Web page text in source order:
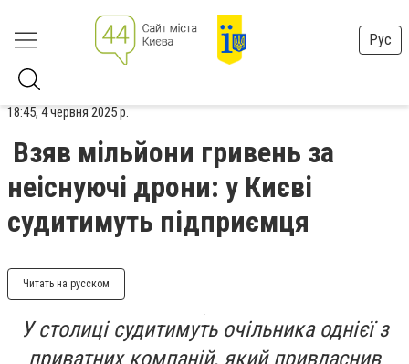
Рус
18:45, 4 червня 2025 р.
Взяв мільйони гривень за
неіснуючі дрони: у Києві
судитимуть підприємця
Читать на русском
У столиці судитимуть очільника однієї з
приватних компаній, який привласнив